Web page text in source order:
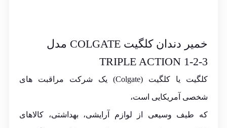
خمیر دندان کلگیت COLGATE مدل
TRIPLE ACTION 1-2-3
کلگیت یا کلگیت (Colgate) یک شرکت مراقبت های
شخصی آمریکایی است،
که طیف وسیعی از لوازم آرایشی، بهداشتی، کالاهای